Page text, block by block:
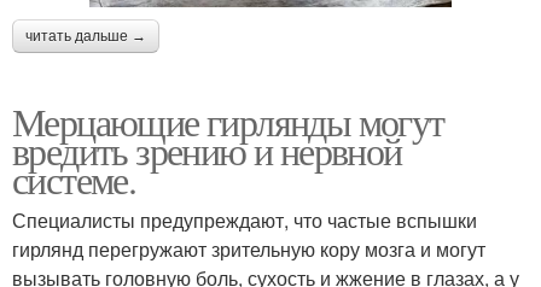
читать дальше →
Мерцающие гирлянды могут
вредить зрению и нервной
системе.
Специалисты предупреждают, что частые вспышки
гирлянд перегружают зрительную кору мозга и могут
вызывать головную боль, сухость и жжение в глазах, а у